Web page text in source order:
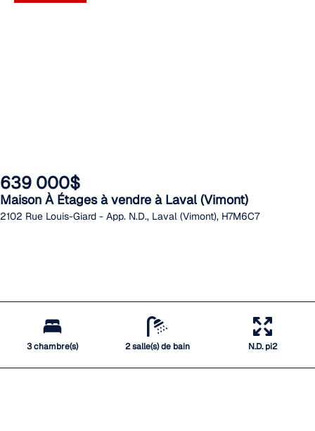
639 000$
Maison À Étages à vendre à Laval (Vimont)
2102 Rue Louis-Giard - App. N.D., Laval (Vimont), H7M6C7
3 chambre(s) 2 salle(s) de bain N.D. pi2